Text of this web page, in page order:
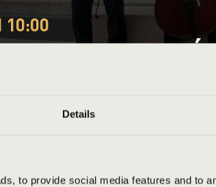
Details
to provide social media features and to
10:00
BARANYA A